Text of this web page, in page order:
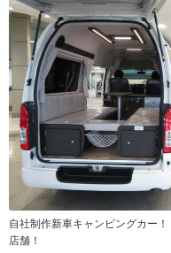
自社制作新車キャンピングカー
店舗！